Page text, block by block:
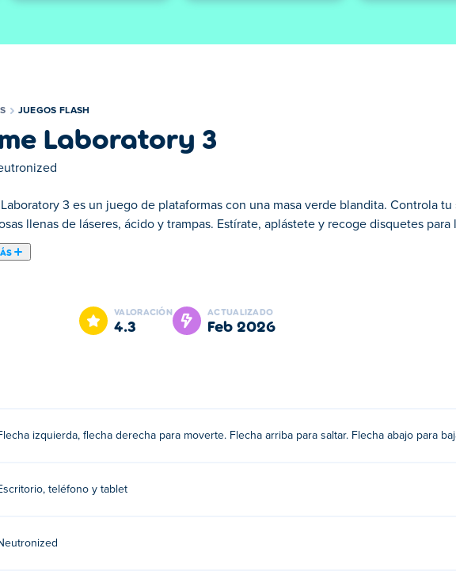
JUEGOS FLASH
Laboratory 3
3 es un juego de plataformas con una masa verde blandita. Controla tu
llenas de láseres, ácido y trampas. Estírate, aplástete y recoge disquetes para
Laboratory 3! En esta tercera entrega, tu viscosa aventura continúa en un
del camino! ¿Estás preparado para afrontar este gélido desafío?
VALORACIÓN
4.3
ACTUALIZADO
feb 2026
izquierda, flecha derecha para moverte. Flecha arriba para saltar. Flecha abajo para
teléfono y tablet